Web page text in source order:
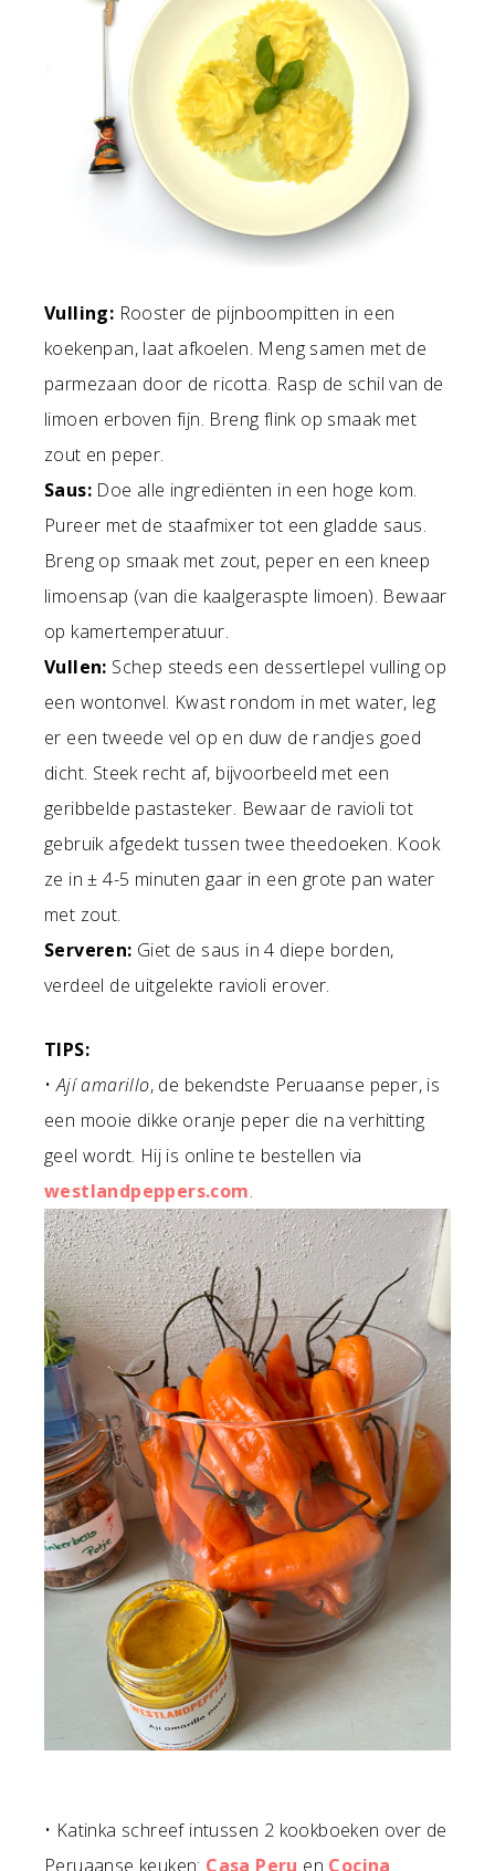
Vulling: Rooster de pijnboompitten in een
koekenpan, laat afkoelen. Meng samen met de
parmezaan door de ricotta. Rasp de schil van de
limoen erboven fijn. Breng flink op smaak met
zout en peper.
Saus: Doe alle ingrediënten in een hoge kom.
Pureer met de staafmixer tot een gladde saus.
Breng op smaak met zout, peper en een kneep
limoensap (van die kaalgeraspte limoen). Bewaar
op kamertemperatuur.
Vullen: Schep steeds een dessertlepel vulling op
een wontonvel. Kwast rondom in met water, leg
er een tweede vel op en duw de randjes goed
dicht. Steek recht af, bijvoorbeeld met een
geribbelde pastasteker. Bewaar de ravioli tot
gebruik afgedekt tussen twee theedoeken. Kook
ze in ± 4-5 minuten gaar in een grote pan water
met zout.
Serveren: Giet de saus in 4 diepe borden,
verdeel de uitgelekte ravioli erover.
TIPS:
•Ají amarillo, de bekendste Peruaanse peper, is
een mooie dikke oranje peper die na verhitting
geel wordt. Hij is online te bestellen via
westlandpeppers.com.
• Katinka schreef intussen 2 kookboeken over de
Peruaanse keuken: Casa Peru en Cocina